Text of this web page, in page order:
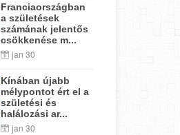
Franciaországban
a születések
számának jelentős
csökkenése m...
jan 30
Kínában újabb
mélypontot ért el a
születési és
halálozási ar...
jan 30